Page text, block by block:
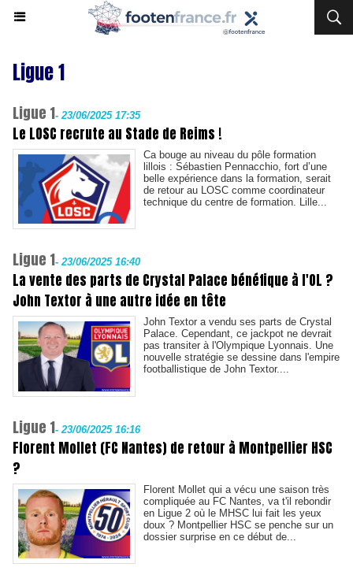
Ligue 1
Ligue 1- 23/06/2025 17:35
Le LOSC recrute au Stade de Reims !
Ca bouge au niveau du pôle formation
lillois : Sébastien Pennacchio, fort d’une
belle expérience dans la formation, serait
de retour au LOSC comme coordinateur
technique du centre de formation. Lille...
Ligue 1- 23/06/2025 16:40
La vente des parts de Crystal Palace bénéfique à l'OL ?
John Textor à une autre idée en tête
John Textor a vendu ses parts de Crystal
Palace. Cependant, ce jackpot ne devrait
pas transiter à l'Olympique Lyonnais. Une
nouvelle stratégie se dessine dans l'empire
footballistique de John Textor....
Ligue 1- 23/06/2025 16:16
Florent Mollet (FC Nantes) de retour à Montpellier HSC
?
Florent Mollet qui a vécu une saison très
compliquée au FC Nantes, va t'il rebondir
en Ligue 2 où le MHSC lui fait les yeux
doux ? Montpellier HSC se penche sur un
dossier surprise en ce début de...